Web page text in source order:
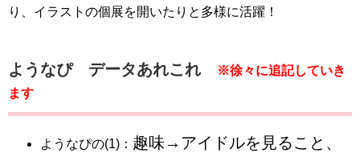
り、イラストの個展を開いたりと多様に活躍！
ようなぴ データあれこれ
※徐々に追記していき
ます
ようなぴの(1)： 趣味→アイドルを見ること、